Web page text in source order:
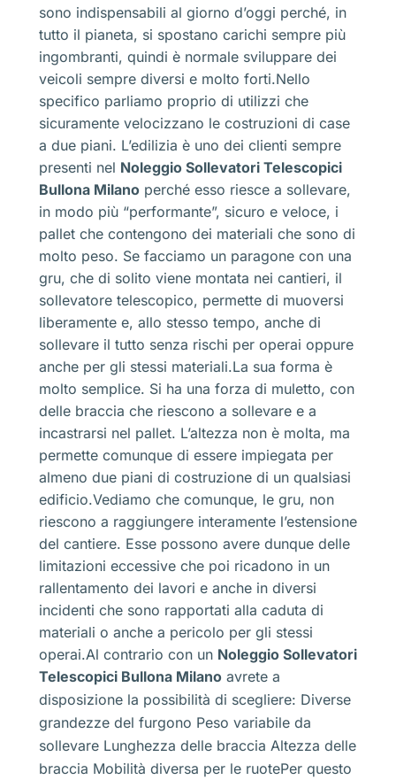
sono indispensabili al giorno d’oggi perché, in
tutto il pianeta, si spostano carichi sempre più
ingombranti, quindi è normale sviluppare dei
veicoli sempre diversi e molto forti.Nello
specifico parliamo proprio di utilizzi che
sicuramente velocizzano le costruzioni di case
a due piani. L’edilizia è uno dei clienti sempre
presenti nel Noleggio Sollevatori Telescopici
Bullona Milano perché esso riesce a sollevare,
in modo più “performante”, sicuro e veloce, i
pallet che contengono dei materiali che sono di
molto peso. Se facciamo un paragone con una
gru, che di solito viene montata nei cantieri, il
sollevatore telescopico, permette di muoversi
liberamente e, allo stesso tempo, anche di
sollevare il tutto senza rischi per operai oppure
anche per gli stessi materiali.La sua forma è
molto semplice. Si ha una forza di muletto, con
delle braccia che riescono a sollevare e a
incastrarsi nel pallet. L’altezza non è molta, ma
permette comunque di essere impiegata per
almeno due piani di costruzione di un qualsiasi
edificio.Vediamo che comunque, le gru, non
riescono a raggiungere interamente l’estensione
del cantiere. Esse possono avere dunque delle
limitazioni eccessive che poi ricadono in un
rallentamento dei lavori e anche in diversi
incidenti che sono rapportati alla caduta di
materiali o anche a pericolo per gli stessi
operai.Al contrario con un Noleggio Sollevatori
Telescopici Bullona Milano avrete a
disposizione la possibilità di scegliere: Diverse
grandezze del furgono Peso variabile da
sollevare Lunghezza delle braccia Altezza delle
braccia Mobilità diversa per le ruotePer questo